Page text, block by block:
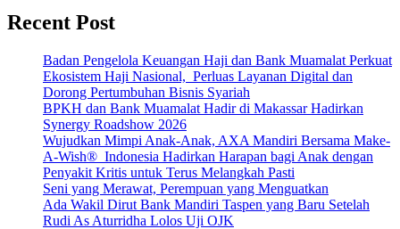
Recent Post
Badan Pengelola Keuangan Haji dan Bank Muamalat Perkuat
Ekosistem Haji Nasional, Perluas Layanan Digital dan
Dorong Pertumbuhan Bisnis Syariah
BPKH dan Bank Muamalat Hadir di Makassar Hadirkan
Synergy Roadshow 2026
Wujudkan Mimpi Anak-Anak, AXA Mandiri Bersama Make-
A-Wish® Indonesia Hadirkan Harapan bagi Anak dengan
Penyakit Kritis untuk Terus Melangkah Pasti
Seni yang Merawat, Perempuan yang Menguatkan
Ada Wakil Dirut Bank Mandiri Taspen yang Baru Setelah
Rudi As Aturridha Lolos Uji OJK